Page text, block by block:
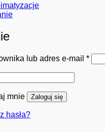
lub adres e-mail *
mnie Zaloguj się
hasła?